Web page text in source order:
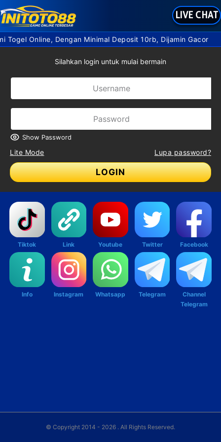
LIVE CHAT
Togel Online, Dengan Minimal Deposit 10rb, Dijamin Gacor
Silahkan login untuk mulai bermain
Show Password
Lite Mode Lupa password?
LOGIN
Tiktok Link Youtube Twitter Facebook
Info Instagram Whatsapp Telegram
Channel
Telegram
© Copyright 2014 - 2026 . All Rights Reserved.